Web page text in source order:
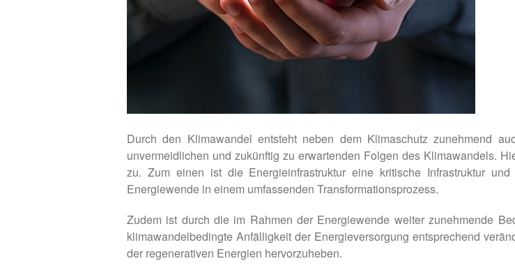
Durch den Klimawandel entsteht neben dem Klimaschutz zunehmend
unvermeidlichen und zukünftig zu erwartenden Folgen des Klimawandels.
zu. Zum einen ist die Energieinfrastruktur eine kritische Infrastruktur
Energiewende in einem umfassenden Transformationsprozess.
Zudem ist durch die im Rahmen der Energiewende weiter zunehmende
klimawandelbedingte Anfälligkeit der Energieversorgung entsprechend
der regenerativen Energien hervorzuheben.